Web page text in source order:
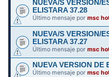
NUEVA/S VERSION/
ELISTARA 37.28
Último mensaje pormsc
NUEVA/S VERSION/
ELISTARA 37.27
Último mensaje pormsc
NUEVA VERSION DE
Último mensaje pormsc